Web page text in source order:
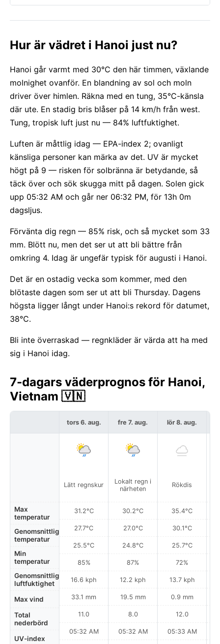
Hur är vädret i Hanoi just nu?
Hanoi går varmt med 30°C den här timmen, växlande
molnighet ovanför. En blandning av sol och moln
driver över himlen. Räkna med en tung, 35°C-känsla
där ute. En stadig bris blåser på 14 km/h från west.
Tung, tropisk luft just nu — 84% luftfuktighet.
Luften är måttlig idag — EPA-index 2; ovanligt
känsliga personer kan märka av det. UV är mycket
högt på 9 — risken för solbränna är betydande, så
täck över och sök skugga mitt på dagen. Solen gick
upp 05:32 AM och går ner 06:32 PM, för 13h 0m
dagsljus.
Förvänta dig regn — 85% risk, och så mycket som 33
mm. Blött nu, men det ser ut att bli bättre från
omkring 4. Idag är ungefär typisk för augusti i Hanoi.
Det är en ostadig vecka som kommer, med den
blötaste dagen som ser ut att bli Thursday. Dagens
högsta ligger långt under Hanoi:s rekord för datumet,
38°C.
Bli inte överraskad — regnkläder är värda att ha med
sig i Hanoi idag.
7-dagars väderprognos för Hanoi,
Vietnam 🇻🇳
Max
temperatur
Genomsnittlig
temperatur
Min
temperatur
Genomsnittlig
luftfuktighet
Max vind
Total
nederbörd
UV-index
tors 6. aug.
Lätt regnskur
31.2°C
27.7°C
25.5°C
85%
16.6 kph
33.1 mm
11.0
05:32 AM
fre 7. aug.
Lokalt regn i
närheten
30.2°C
27.0°C
24.8°C
87%
12.2 kph
19.5 mm
8.0
05:32 AM
lör 8. aug.
Rökdis
35.4°C
30.1°C
25.7°C
72%
13.7 kph
0.9 mm
12.0
05:33 AM